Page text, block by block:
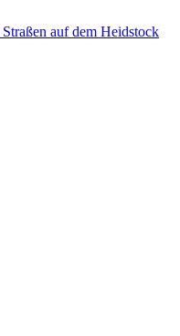
auf dem Heidstock